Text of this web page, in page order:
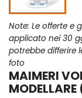
Note: Le offerte e
applicato nei 30
potrebbe differire
foto
MAIMERI